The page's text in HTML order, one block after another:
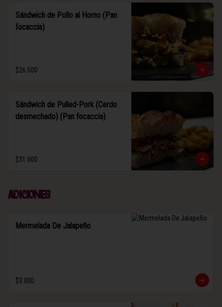
Sándwich de Pollo al Horno (Pan
focaccia)
$26.500
Sándwich de Pulled-Pork (Cerdo
desmechado) (Pan focaccia)
$31.000
Adiciones
Mermelada De Jalapeño
$3.000